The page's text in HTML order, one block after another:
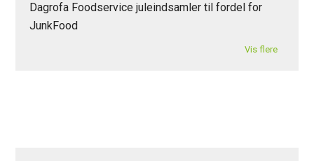
Dagrofa Foodservice juleindsamler til fordel for
JunkFood
Vis flere